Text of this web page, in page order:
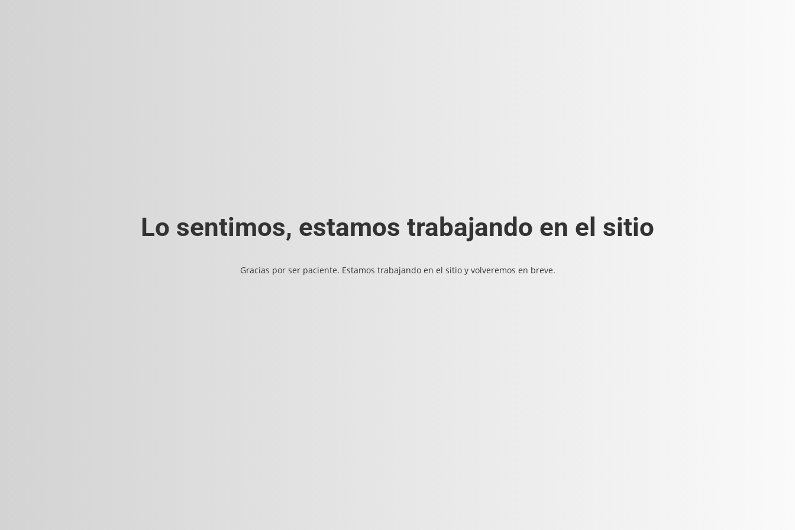
Lo sentimos, estamos trabajando en el sitio
Gracias por ser paciente. Estamos trabajando en el sitio y volveremos en breve.